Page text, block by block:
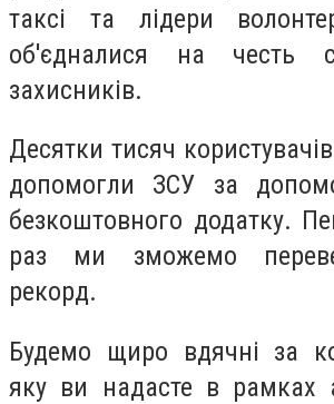
таксі та лідери
об'єдналися на честь
захисників.
Десятки тисяч
допомогли ЗСУ за
безкоштовного додатку.
раз ми зможемо
рекорд.
Будемо щиро вдячні за
яку ви надасте в рамках